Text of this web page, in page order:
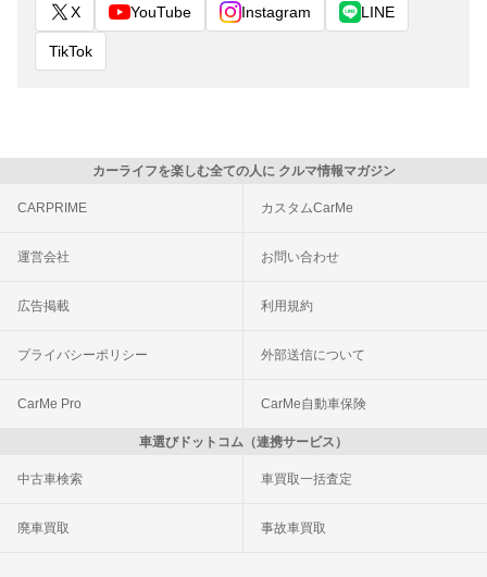
X YouTube Instagram LINE
TikTok
カーライフを楽しむ全ての人に クルマ情報マガジン
CARPRIME カスタムCarMe
運営会社 お問い合わせ
広告掲載 利用規約
プライバシーポリシー 外部送信について
CarMe Pro CarMe自動車保険
車選びドットコム（連携サービス）
中古車検索 車買取一括査定
廃車買取 事故車買取